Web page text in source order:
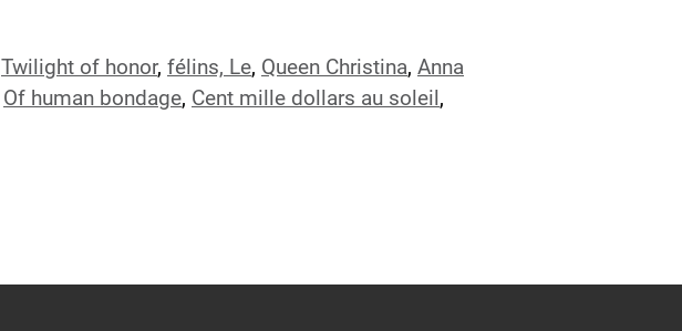
Twilight of honor, félins, Le, Queen Christina, Anna
Of human bondage, Cent mille dollars au soleil ,